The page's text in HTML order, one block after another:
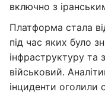
включно з
Платформа стала
під час яких було
інфраструктуру
військовий.
інциденти оголили